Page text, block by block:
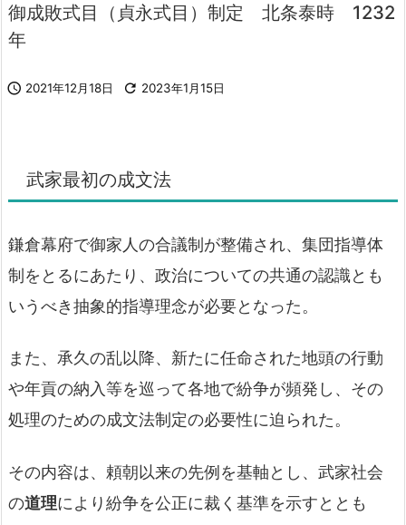
御成敗式目（貞永式目）制定 北条泰時 1232
年
 2021年12月18日  2023年1月15日
武家最初の成文法
鎌倉幕府で御家人の合議制が整備され、集団指導体
制をとるにあたり、政治についての共通の認識とも
いうべき抽象的指導理念が必要となった。
また、承久の乱以降、新たに任命された地頭の行動
や年貢の納入等を巡って各地で紛争が頻発し、その
処理のための成文法制定の必要性に迫られた。
その内容は、頼朝以来の先例を基軸とし、武家社会
の道理により紛争を公正に裁く基準を示すととも